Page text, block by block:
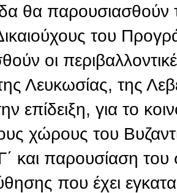
θα
του
οι
Λευκωσίας, της
επίδειξη, για το
χώρους του
και παρουσίαση του
που έχει